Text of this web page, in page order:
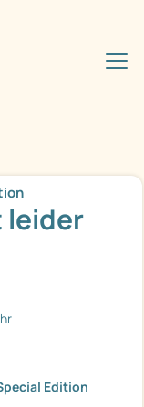
leider
Edition